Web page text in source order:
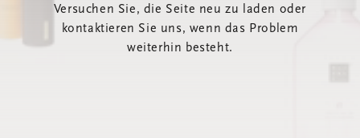
Versuchen Sie, die Seite neu zu laden oder
kontaktieren Sie uns, wenn das Problem
weiterhin besteht.